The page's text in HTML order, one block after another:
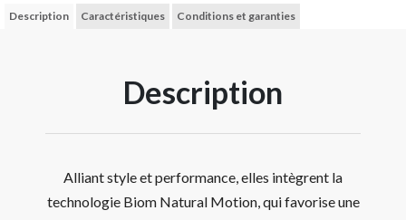
Description Caractéristiques Conditions et garanties
Description
Alliant style et performance, elles intègrent la
technologie Biom Natural Motion, qui favorise une